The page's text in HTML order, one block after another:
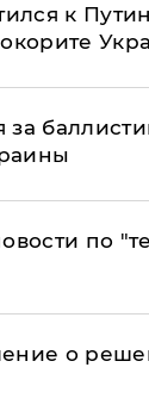
к
по
о